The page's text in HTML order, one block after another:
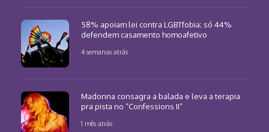
58% apoiam lei contra LGBTfobia; só 44%
defendem casamento homoafetivo
4 semanas atrás
Madonna consagra a balada e leva a terapia
pra pista no “Confessions II”
1 mês atrás